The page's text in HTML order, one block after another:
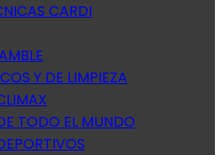
CARDI
Y DE LIMPIEZA
TODO EL MUNDO